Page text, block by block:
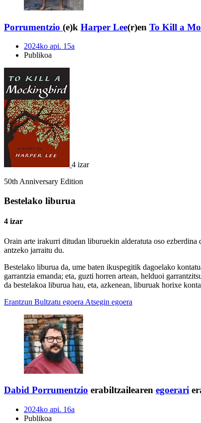
Porrumentzio (e)k Harper Lee(r)en To Kill a
2024ko api. 15a
Publikoa
4 izar
50th Anniversary Edition
Bestelako liburua
4 izar
Orain arte irakurri ditudan liburuekin alderatuta oso ezberdina
antzeko jarraitu du.
Bestelako liburua da, ume baten ikuspegitik dagoelako
garrantzia emanda; eta, guzti horren artean, helduoi
da bestelakoa liburua hau, eta, azkenean, liburuak horixe
Erantzun Bultzatu egoera Atsegin egoera
Dabid Porrumentzio erabiltzailearen egoerari
2024ko api. 16a
Publikoa